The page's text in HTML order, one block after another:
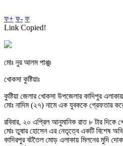
ফ+ ফ- ফ
Link Copied!
মোঃ নুর আলম পাপ্পুঃ
খোকসা কুষ্টিয়াঃ
কুষ্টিয়া জেলার খোকসা উপজেলার কাদিপুর
মোঃ নাদিম (২৭) নামে এক যুবককে গ্রেফতার
রবিবার, ২০ এপ্রিল আনুমানিক রাত ৮ টার দিকে
মোঃ তুষার হোসেন এর নেতৃত্বে একটি বিশেষ
কাদিরপুর বটতৈল মোড় এলাকায় মিলনের মুদি